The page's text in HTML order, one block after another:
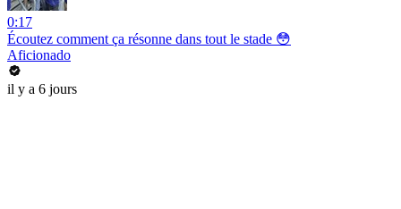
0:17
Écoutez comment ça résonne dans tout le stade 😳
Aficionado
il y a 6 jours